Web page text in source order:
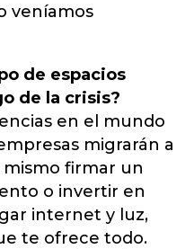
veníamos
de espacios
de la crisis?
en el mundo
migrarán a
mismo firmar un
o invertir en
internet y luz,
te ofrece todo.